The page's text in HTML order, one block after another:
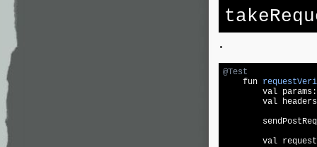
.
@Test
fun
val
val
val